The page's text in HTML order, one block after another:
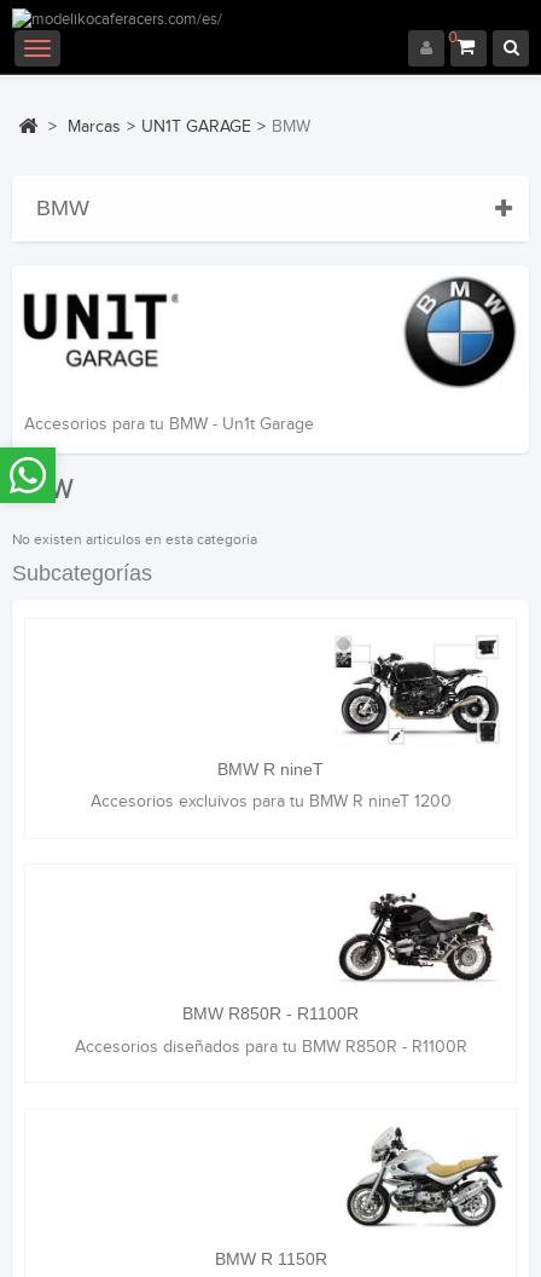
0
Navegación
Toggle
> Marcas > UN1T GARAGE > BMW
BMW
Accesorios para tu BMW - Un1t Garage
BMW
No existen articulos en esta categoria
Subcategorías
BMW R nineT
Accesorios excluivos para tu BMW R nineT 1200
BMW R850R - R1100R
Accesorios diseñados para tu BMW R850R - R1100R
BMW R 1150R